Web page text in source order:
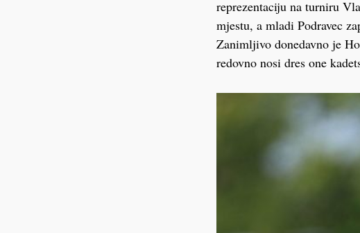
reprezentaciju na turniru
mjestu, a mladi Podravec
Zanimljivo donedavno je
redovno nosi dres one